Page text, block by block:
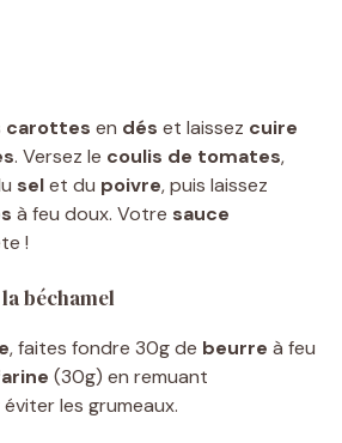
carottes en dés et laissez cuire
. Versez le coulis de tomates,
selet du poivre, puis laissez
à feu doux. Votre sauce
!
béchamel
, faites fondre 30g de beurre à feu
(30g) en remuant
les grumeaux.